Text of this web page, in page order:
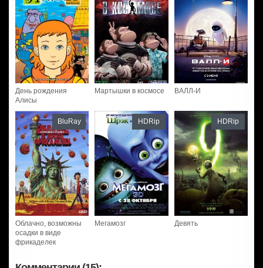
День рождения
Алисы
Мартышки в космосе ВАЛЛ-И
Облачно, возможны
осадки в виде
фрикаделек
BluRay
Мегамозг
HDRip
Девять
HDRip